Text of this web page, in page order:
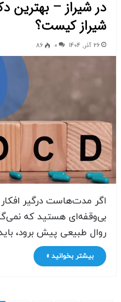
در شیراز – بهترین
شیراز کیست؟
26 آذر, 1404 0
86
اگر مدت‌هاست درگیر
بی‌وقفه‌ای هستید که
روال طبیعی پیش برود،
بیشتر بخوانید »